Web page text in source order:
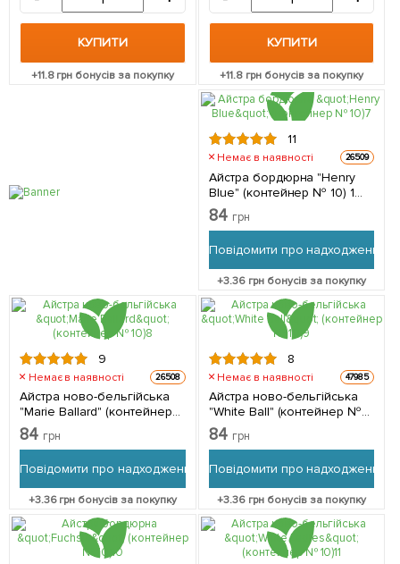
КУПИТИ
+11.8грн бонусів за покупку
КУПИТИ
+11.8 грн бонусів за покупку
11
Немає в наявності 26509
Айстра бордюрна "Henry
Blue" (контейнер № 10) 1
саджанець в упаковці
84 грн
Повідомити про надходження
+3.36 грн бонусів за покупку
9
Немає в наявності 26508
Айстра ново-бельгійська
"Marie Ballard" (контейнер
№ 10) 1 саджанець в
упаковці
84 грн
Повідомити про надходження
+3.36грн бонусів за покупку
8
Немає в наявності 47985
Айстра ново-бельгійська
"White Ball" (контейнер №
84 грн
Повідомити про надходження
+3.36 грн бонусів за покупку